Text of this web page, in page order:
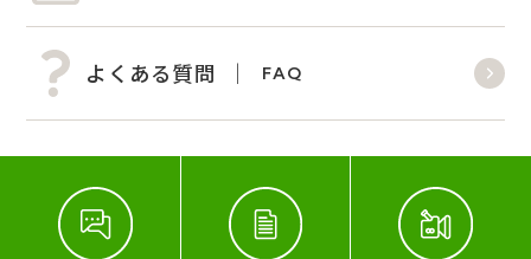
よくある質問 FAQ